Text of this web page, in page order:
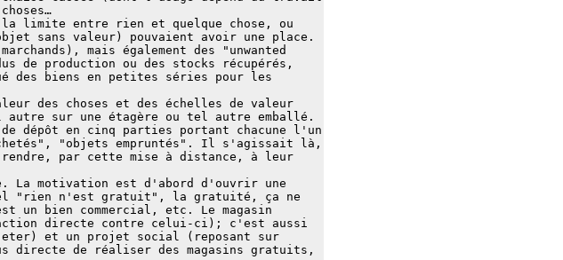
limite entre rien et quelque chose, ou
sans valeur) pouvaient avoir une place.
mais également des "unwanted
production ou des stocks récupérés,
des biens en petites séries pour les
des choses et des échelles de valeur
sur une étagère ou tel autre emballé.
dépôt en cinq parties portant chacune l'un
"objets empruntés". Il s'agissait là,
par cette mise à distance, à leur
La motivation est d'abord d'ouvrir une
"rien n'est gratuit", la gratuité, ça ne
bien commercial, etc. Le magasin
action directe contre celui-ci); c'est aussi
et un projet social (reposant sur
directe de réaliser des magasins gratuits,